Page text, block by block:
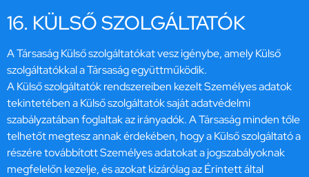
16. KÜLSŐ SZOLGÁLTATÓK
A Társaság Külső szolgáltatókat vesz igénybe, amely Külső
szolgáltatókkal a Társaság együttműködik.
A Külső szolgáltatók rendszereiben kezelt Személyes adatok
tekintetében a Külső szolgáltatók saját adatvédelmi
szabályzatában foglaltak az irányadók. A Társaság minden tőle
telhetőt megtesz annak érdekében, hogy a Külső szolgáltató a
részére továbbított Személyes adatokat a jogszabályoknak
megfelelőn kezelje, és azokat kizárólag az Érintett által